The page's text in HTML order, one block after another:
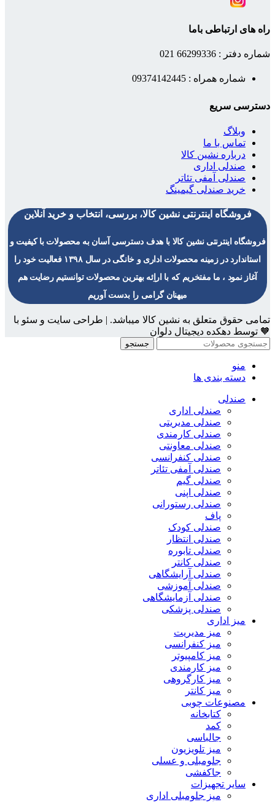
راه های ارتباطی باما
شماره دفتر : 66299336 021
شماره همراه : 09374142445
دسترسی سریع
وبلاگ
تماس با ما
درباره نشین کالا
صندلی اداری
صندلی آمفی تئاتر
خرید صندلی گیمینگ
فروشگاه اینترنتی نشین کالا، بررسی، انتخاب و خرید آنلاین
فروشگاه اینترنتی نشین کالا با هدف دسترسی آسان به محصولات با کیفیت و
استاندارد در زمینه محصولات اداری و خانگی در سال ۱۳۹۸ فعالیت خود را
آغاز نمود ، ما مفتخریم که با اراِئه بهترین محصولات توانستیم رضایت هم
میهنان گرامی را بدست آوریم
تمامی حقوق متعلق به نشین کالا میباشد. | طراحی سایت و سئو با
🧡 توسط دهکده دیجیتال دلوان
جستجو
منو
دسته بندی ها
صندلی
صندلی اداری
صندلی مدیریتی
صندلی کارمندی
صندلی معاونتی
صندلی کنفرانسی
صندلی آمفی تئاتر
صندلی گیم
صندلی اپنی
صندلی رستورانی
پاف
صندلی کودک
صندلی انتظار
صندلی تابوره
صندلی کانتر
صندلی آرایشگاهی
صندلی آموزشی
صندلی آزمایشگاهی
صندلی پزشکی
میز اداری
میز مدیریت
میز کنفرانسی
میز کامپیوتر
میز کارمندی
میز کارگروهی
میز کانتر
مصنوعات چوبی
کتابخانه
کمد
جالباسی
میز تلویزیون
جلومبلی و عسلی
جاکفشی
سایر تجهیزات
میز جلومبلی اداری